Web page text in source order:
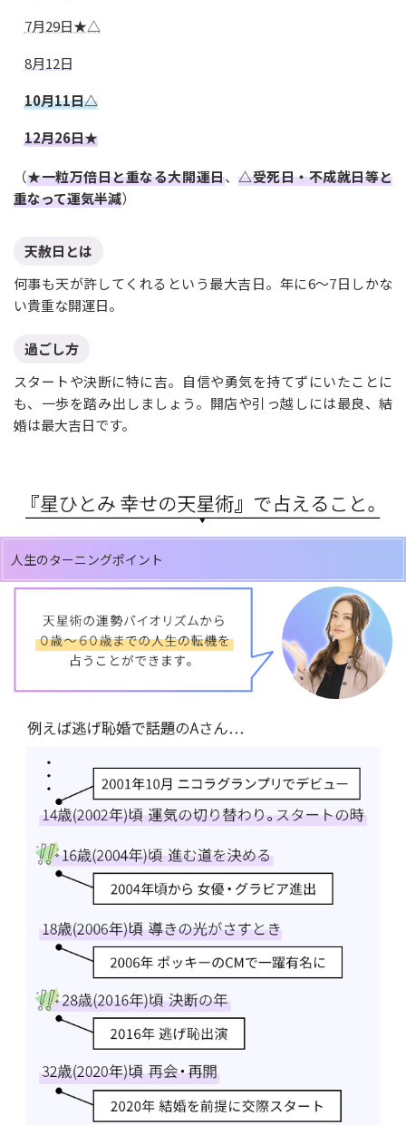
7月29日★△
8月12日
10月11日△
12月26日★
（★一粒万倍日と重なる大開運日、△受死日・不成就日等と
重なって運気半減）
天赦日とは
何事も天が許してくれるという最大吉日。年に6〜7日しかな
い貴重な開運日。
過ごし方
スタートや決断に特に吉。自信や勇気を持てずにいたことに
も、一歩を踏み出しましょう。開店や引っ越しには最良、結
婚は最大吉日です。
人生のターニングポイント